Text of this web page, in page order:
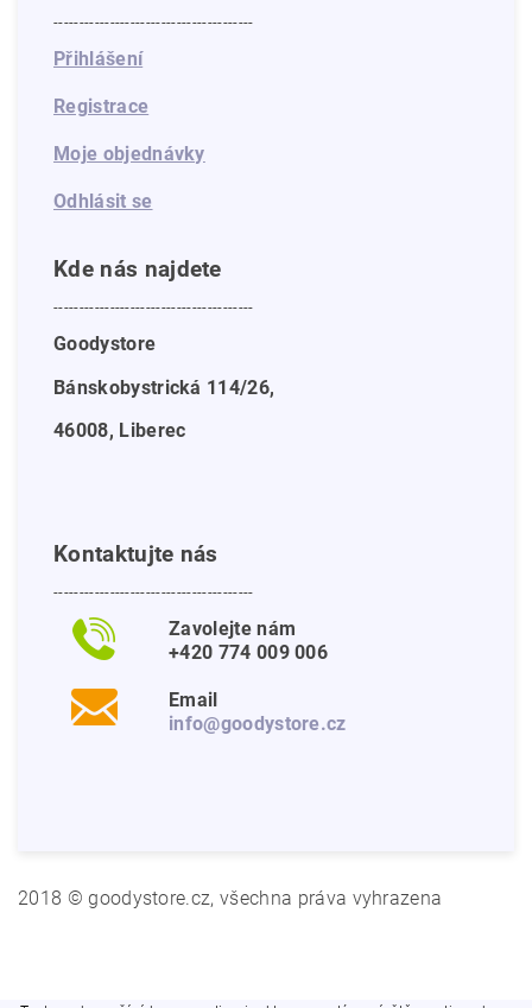
---------------------------------------
Přihlášení
Registrace
Moje objednávky
Odhlásit se
Kde nás najdete
---------------------------------------
Goodystore
Bánskobystrická 114/26,
46008, Liberec
Kontaktujte nás
---------------------------------------
Zavolejte nám
+420 774 009 006
Email
info@goodystore.cz
2018 © goodystore.cz, všechna práva vyhrazena